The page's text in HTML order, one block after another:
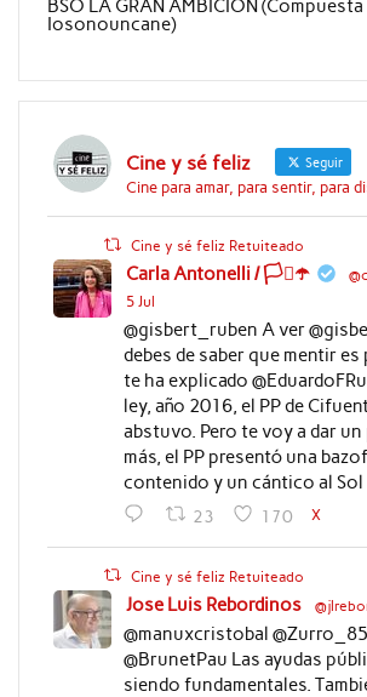
BSO LA GRAN AMBICION
Iosonouncane)
Cine y sé feliz Seguir
Cine para amar, para sentir, para
Cine y sé feliz Retuiteado
Carla Antonelli / 🏳️‍⚧️☂️
5 Jul
@gisbert_ruben A ver
debes de saber que mentir es
te ha explicado
ley, año 2016, el PP de
abstuvo. Pero te voy a dar un
más, el PP presentó una
contenido y un cántico al Sol
23 170 X
Cine y sé feliz Retuiteado
Jose Luis Rebordinos
@manuxcristobal @Zurro_85
@BrunetPau Las ayudas
siendo fundamentales.